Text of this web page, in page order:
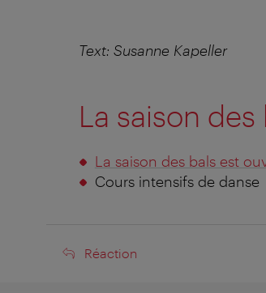
Text: Susanne Kapeller
La saison des
La saison des bals est
Cours intensifs de danse
Réaction
Réaction